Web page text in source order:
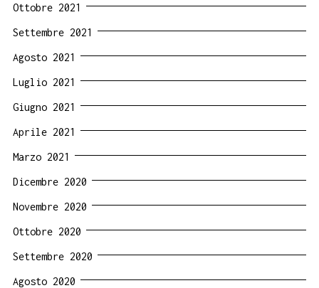
Ottobre 2021
Settembre 2021
Agosto 2021
Luglio 2021
Giugno 2021
Aprile 2021
Marzo 2021
Dicembre 2020
Novembre 2020
Ottobre 2020
Settembre 2020
Agosto 2020